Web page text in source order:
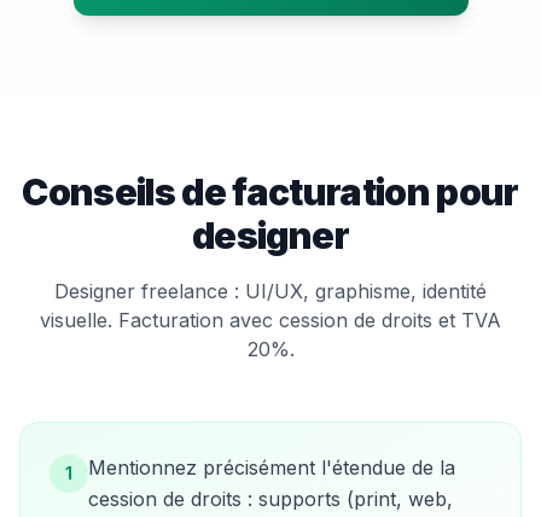
Conseils de facturation pour
designer
Designer freelance : UI/UX, graphisme, identité
visuelle. Facturation avec cession de droits et TVA
20%.
1
Mentionnez précisément l'étendue de la
cession de droits : supports (print, web,